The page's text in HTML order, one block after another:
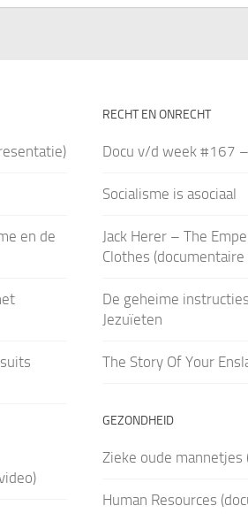
en de
RECHT EN ONRECHT
Docu v/d week #167
Socialisme is asociaal
Jack Herer – The
Clothes (documentaire
De geheime
Jezuïeten
The Story Of Your
GEZONDHEID
Zieke oude mannetjes
Human Resources